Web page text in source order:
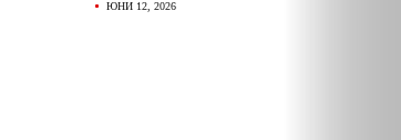
ЮНИ 12, 2026